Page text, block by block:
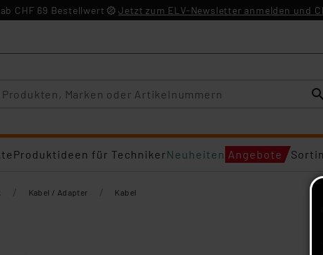
CHF 69 Bestellwert Jetzt zum ELV-Newsletter anmelden und
Produktideen für TechnikerNeuheiten Angebote
/ Kabel / Adapter / Kabel